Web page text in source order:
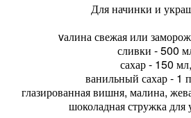
Для начинки и
vалина свежая или
сливки - 500
сахар - 150 мл,
ванильный сахар - 1
глазированная вишня, малина,
шоколадная стружка для